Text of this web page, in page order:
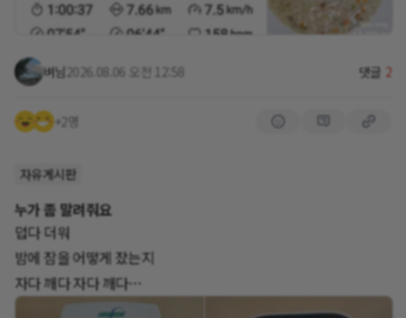
벼님 2026.08.06 오전 12:58 댓글 2
+2명
자유게시판
누가 좀 말려줘요
덥다 더워
밤에 잠을 어떻게 잤는지
자다 깨다 자다 깨다
거실에어컨을 내내 켰다 끄고 안방으로 들어가서